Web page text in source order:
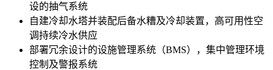
设的抽气系统
自建冷却水塔并装配后备水糟及冷却装置，高可用性空
调持续冷水供应
部署冗余设计的设施管理系统（BMS），集中管理环境
控制及警报系统